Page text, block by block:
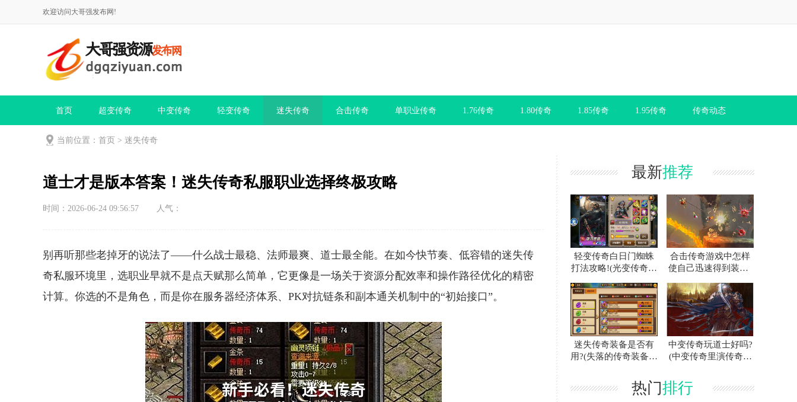
欢迎访问大哥强发布网!
首页 超变传奇 中变传奇 轻变传奇 迷失传奇 合击传奇 单职业传奇 1.76传奇 1.80传奇 1.85传奇 1.95传奇 传奇动态
当前位置： 首页 > 迷失传奇
道士才是版本答案！迷失传奇私服职业选择终极攻略
时间：2026-06-24 09:56:57 人气：
别再听那些老掉牙的说法了——什么战士最稳、法师最爽、道士最全能。在如今快节奏、低容错的迷失传
奇私服环境里，选职业早就不是点天赋那么简单，它更像是一场关于资源分配效率和操作路径优化的精密
计算。你选的不是角色，而是你在服务器经济体系、PK对抗链条和副本通关机制中的“初始接口”。
最新推荐
轻变传奇白日门蜘蛛
打法攻略!(光变传奇白
合击传奇游戏中怎样
使自己迅速得到装备?
如何快速获得装备？)
迷失传奇装备是否有
用?(失落的传奇装备有
中变传奇玩道士好吗?
(中变传奇里演传奇好
热门排行